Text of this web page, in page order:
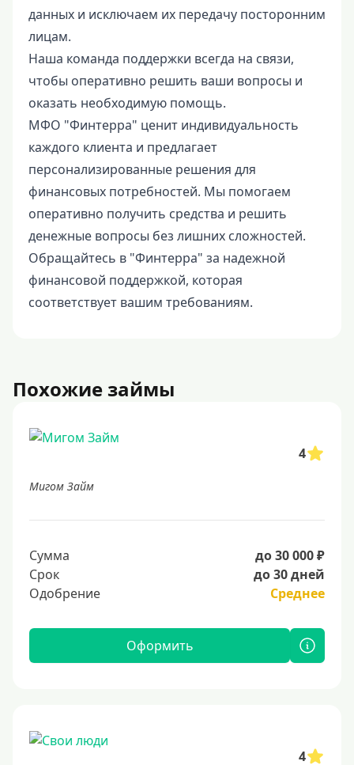
данных и исключаем их передачу посторонним
лицам.
Наша команда поддержки всегда на связи,
чтобы оперативно решить ваши вопросы и
оказать необходимую помощь.
МФО "Финтерра" ценит индивидуальность
каждого клиента и предлагает
персонализированные решения для
финансовых потребностей. Мы помогаем
оперативно получить средства и решить
денежные вопросы без лишних сложностей.
Обращайтесь в "Финтерра" за надежной
финансовой поддержкой, которая
соответствует вашим требованиям.
Похожие займы
4
Мигом Займ
Сумма
до 30 000 ₽
Срок
до 30 дней
Одобрение
Среднее
Оформить
4